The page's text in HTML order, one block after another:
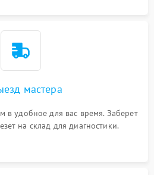
мастера
в удобное для вас время. Заберет
на склад для диагностики.